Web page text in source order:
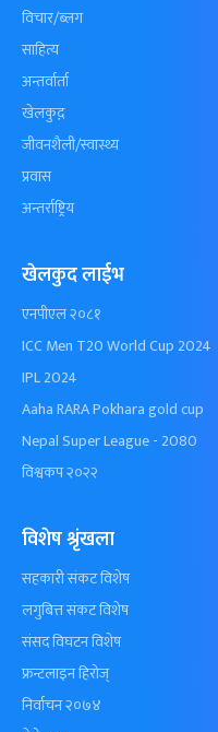
विचार/ब्लग
साहित्य
अन्तर्वार्ता
खेलकुद़़
जीवनशैली/स्वास्थ्य
प्रवास
अन्तर्राष्ट्रिय
खेलकुद लाईभ
एनपीएल २०८१
ICC Men T20 World Cup 2024
IPL 2024
Aaha RARA Pokhara gold cup
Nepal Super League - 2080
विश्वकप २०२२
विशेष श्रृंखला
सहकारी संकट विशेष
लगुबित्त संकट विशेष
संसद विघटन विशेष
फ्रन्टलाइन हिरोज्
निर्वाचन २०७४